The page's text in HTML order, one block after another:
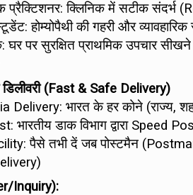
प्रैक्टिशनर: क्लिनिक में सटीक संदर्भ
होम्योपैथी की गहरी और
पर सुरक्षित प्राथमिक उपचार
(Fast & Safe Delivery)
भारत के हर कोने (राज्य,
भारतीय डाक विभाग द्वारा Speed
पैसे तभी दें जब पोस्टमैन
Inquiry):